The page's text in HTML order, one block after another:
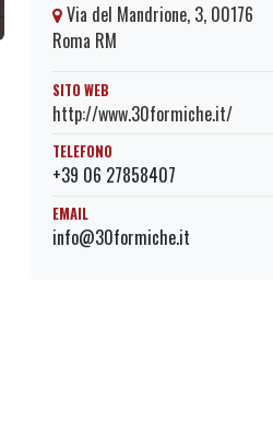
Via del Mandrione, 3, 00176
Roma RM
SITO WEB
http://www.30formiche.it/
TELEFONO
+39 06 27858407
EMAIL
info@30formiche.it